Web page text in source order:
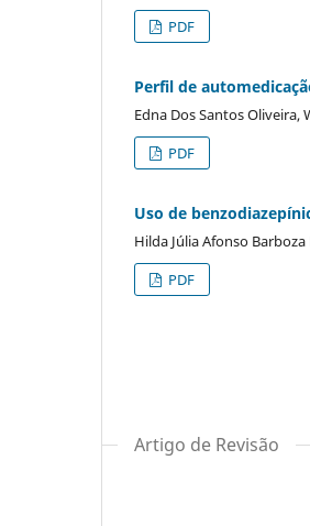
PDF
Perfil de
Edna Dos Santos Oliveira,
PDF
Uso de
Hilda Júlia Afonso
PDF
Artigo de Revisão